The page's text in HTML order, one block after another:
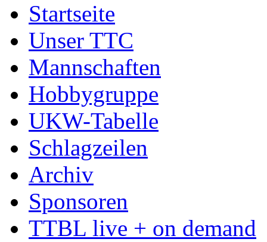
Startseite
Unser TTC
Mannschaften
Hobbygruppe
UKW-Tabelle
Schlagzeilen
Archiv
Sponsoren
TTBL live + on demand